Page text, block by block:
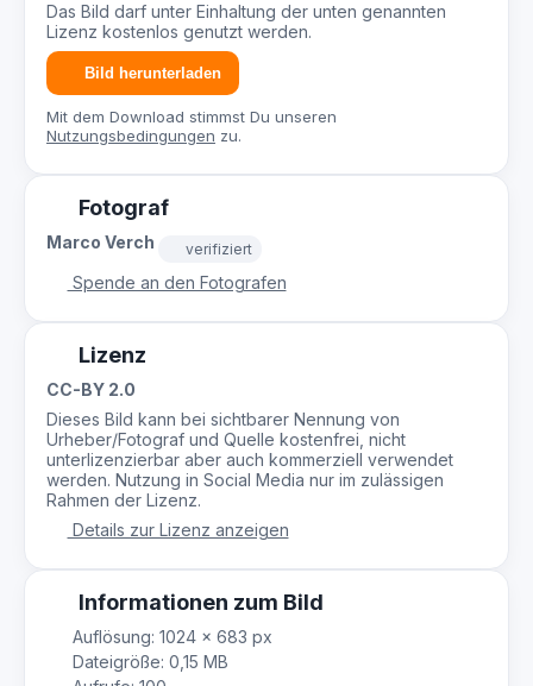
Das Bild darf unter Einhaltung der unten genannten
Lizenz kostenlos genutzt werden.
Bild herunterladen
Mit dem Download stimmst Du unseren
Nutzungsbedingungen zu.
Fotograf
Marco Verch verifiziert
Spende an den Fotografen
Lizenz
CC-BY 2.0
Dieses Bild kann bei sichtbarer Nennung von
Urheber/Fotograf und Quelle kostenfrei, nicht
unterlizenzierbar aber auch kommerziell verwendet
werden. Nutzung in Social Media nur im zulässigen
Rahmen der Lizenz.
Details zur Lizenz anzeigen
Informationen zum Bild
Auflösung: 1024 × 683 px
Dateigröße: 0,15 MB